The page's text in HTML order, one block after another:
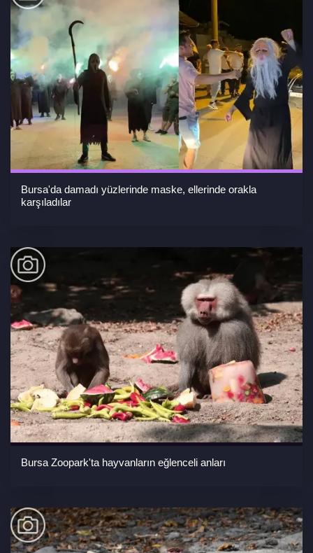
Bursa'da damadı yüzlerinde maske, ellerinde orakla
karşıladılar
Bursa Zoopark'ta hayvanların eğlenceli anları